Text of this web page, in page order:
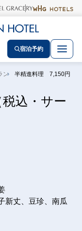
宿泊予約
ン 半精進料理 7,150円（
込・サー
新丈、豆珍、南瓜